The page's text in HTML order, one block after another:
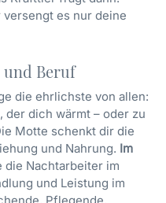
es nur deine
und Beruf
die ehrlichste von allen:
der dich wärmt – oder zu
Motte schenkt dir die
und Nahrung. Im
Nachtarbeiter im
und Leistung im